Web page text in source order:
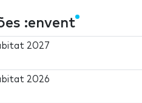
:envent
2027
2026